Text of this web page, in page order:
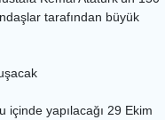
tarafından büyük
içinde yapılacağı 29 Ekim